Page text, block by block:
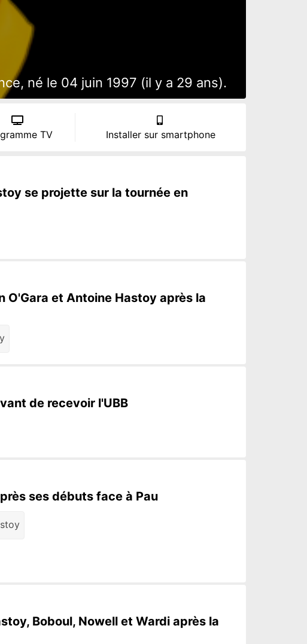
né le 04 juin 1997 (il y a 29 ans).
TV Installer sur smartphone
se projette sur la tournée en
O'Gara et Antoine Hastoy après la
de recevoir l'UBB
ses débuts face à Pau
Boboul, Nowell et Wardi après la